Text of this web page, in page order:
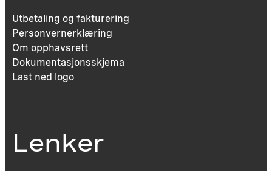
Utbetaling og fakturering
Personvernerklæring
Om opphavsrett
Dokumentasjonsskjema
Last ned logo
Lenker